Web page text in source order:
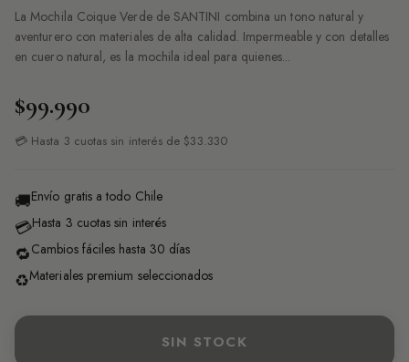
La Mochila Coique Verde de SANTINI combina un tono natural y
aventurero con materiales de alta calidad. Impermeable y con detalles
en cuero natural, es la mochila ideal para quienes...
$99.990
💳 Hasta 3 cuotas sin interés de $33.330
🚚Envío gratis a todo Chile
💳Hasta 3 cuotas sin interés
🔁Cambios fáciles hasta 30 días
♻️Materiales premium seleccionados
SIN STOCK